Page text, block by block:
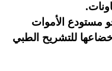
مستودع الأموات
للتشريح الطبي